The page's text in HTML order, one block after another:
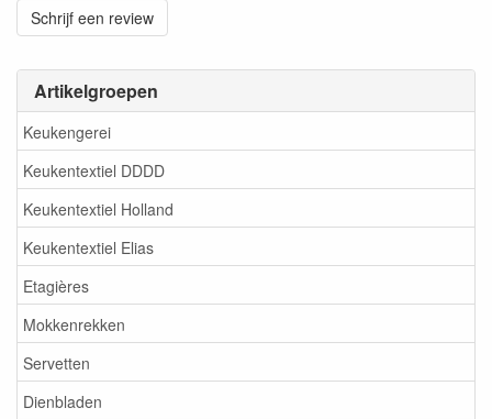
Artikelgroepen
Keukengerei
Keukentextiel DDDD
Keukentextiel Holland
Keukentextiel Elias
Etagières
Mokkenrekken
Servetten
Dienbladen
Schrijf een review